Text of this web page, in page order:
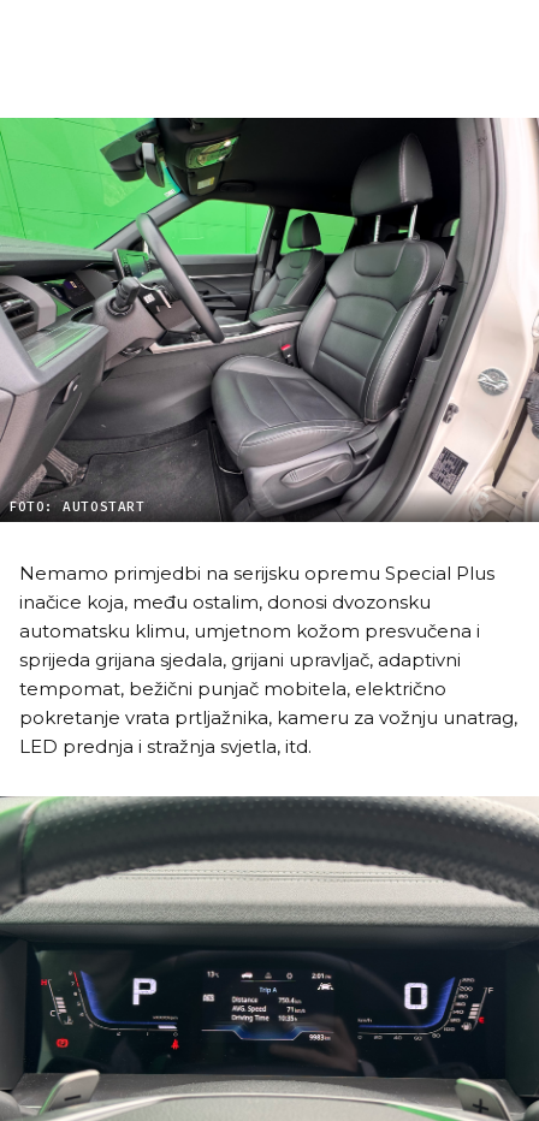
FOTO: AUTOSTART
Nemamo primjedbi na serijsku opremu Special Plus
inačice koja, među ostalim, donosi dvozonsku
automatsku klimu, umjetnom kožom presvučena i
sprijeda grijana sjedala, grijani upravljač, adaptivni
tempomat, bežični punjač mobitela, električno
pokretanje vrata prtljažnika, kameru za vožnju unatrag,
LED prednja i stražnja svjetla, itd.